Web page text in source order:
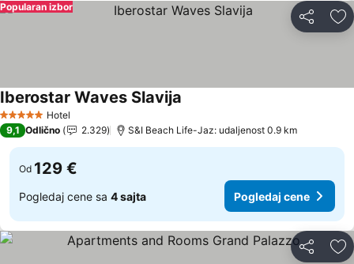
Deli
Popularan izbor
5 ZvezdiceHotel
Iberostar Waves Slavija
9,1 Odlično 2.329 S&I Beach Life-Jaz: udaljenost 0.9 km
Od 129 €
Pogledaj cene sa 4 sajta Pogledaj cene
Deli